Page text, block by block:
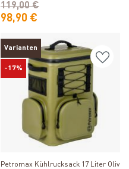
98,90 €
119,00 €
Varianten
-17%
Produkt ansehen
Petromax Kühlrucksack 17 Liter Oliv